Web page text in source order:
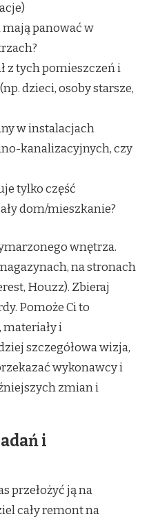
mają panować w
z tych pomieszczeń i
dzieci, osoby starsze,
w instalacjach
kanalizacyjnych, czy
tylko część
dom/mieszkanie?
wnętrza.
na stronach
Houzz). Zbieraj
Pomoże Ci to
materiały i
szczegółowa wizja,
wykonawcy i
zmian i
i
przełożyć ją na
cały remont na